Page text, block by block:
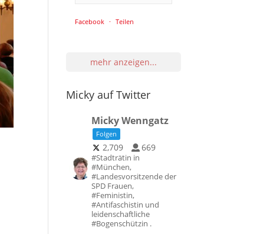
Facebook · Teilen
mehr anzeigen...
Micky auf Twitter
Micky Wenngatz
Folgen
2,709 669
#Stadträtin in
#München,
#Landesvorsitzende der
SPD Frauen,
#Feministin,
#Antifaschistin und
leidenschaftliche
#Bogenschützin .